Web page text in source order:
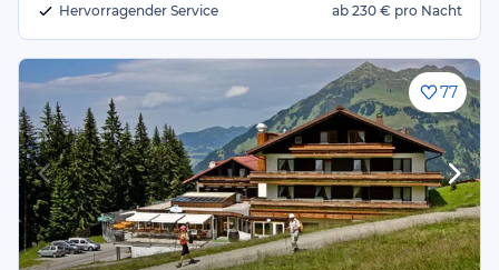
Hervorragender Service
ab 230 € pro Nacht
77